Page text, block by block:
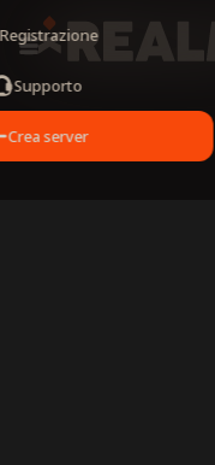
Registrazione
Supporto
Crea server